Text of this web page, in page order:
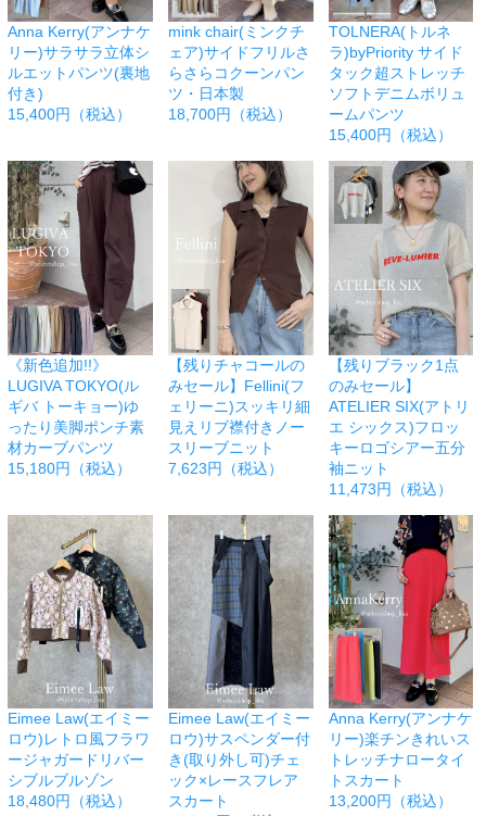
Anna Kerry(アンナケ
リー)サラサラ立体シ
ルエットパンツ(裏地
付き)
15,400円（税込）
mink chair(ミンクチ
ェア)サイドフリルさ
らさらコクーンパン
ツ・日本製
18,700円（税込）
TOLNERA(トルネ
ラ)byPriority サイド
タック超ストレッチ
ソフトデニムボリュ
ームパンツ
15,400円（税込）
《新色追加!!》
LUGIVA TOKYO(ル
ギバ トーキョー)ゆ
ったり美脚ポンチ素
材カーブパンツ
15,180円（税込）
【残りチャコールの
みセール】Fellini(フ
ェリーニ)スッキリ細
見えリブ襟付きノー
スリーブニット
7,623円（税込）
【残りブラック1点
のみセール】
ATELIER SIX(アトリ
エ シックス)フロッ
キーロゴシアー五分
袖ニット
11,473円（税込）
Eimee Law(エイミー
ロウ)レトロ風フラワ
ージャガードリバー
シブルブルゾン
18,480円（税込）
Eimee Law(エイミー
ロウ)サスペンダー付
き(取り外し可)チェ
ック×レースフレア
スカート
Anna Kerry(アンナケ
リー)楽チンきれいス
トレッチナロータイ
トスカート
13,200円（税込）